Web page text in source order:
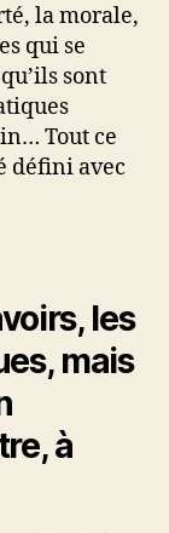
la morale,
qui se
sont
Tout ce
défini avec
les
mais
à